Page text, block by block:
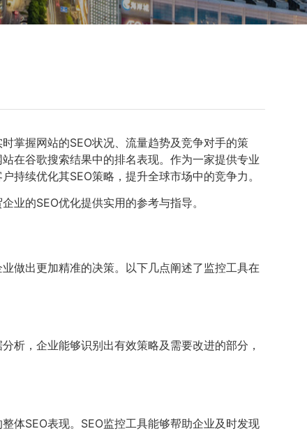
掌握网站的SEO状况、流量趋势及竞争对手的策
在谷歌搜索结果中的排名表现。作为一家提供专业
持续优化其SEO策略，提升全球市场中的竞争力。
业的SEO优化提供实用的参考与指导。
做出更加精准的决策。以下几点阐述了监控工具在
析，企业能够识别出有效策略及需要改进的部分，
体SEO表现。SEO监控工具能够帮助企业及时发现